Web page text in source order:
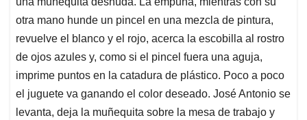
A
p
p
o
o
k
d
I
n
d
s
otra mano hunde un pincel en una mezcla de pintura,
revuelve el blanco y el rojo, acerca la escobilla al rostro
de ojos azules y, como si el pincel fuera una aguja,
imprime puntos en la catadura de plástico. Poco a poco
el juguete va ganando el color deseado. José Antonio se
levanta, deja la muñequita sobre la mesa de trabajo y